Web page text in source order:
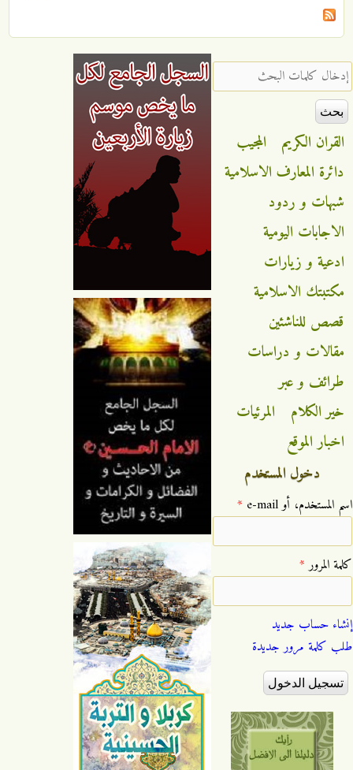
‏إدخال كلمات البحث ‏
القران الكريم
المجيب
دائرة المعارف الاسلامية
شبهات و ردود
الاجابات اليومية
ادعية و زيارات
مكتبتك الاسلامية
قصص للناشئين
مقالات و دراسات
طرائف و عبر
خير الكلام
المرئيات
اخبار الموقع
دخول المستخدم
‏اسم المستخدم، أو e-mail ‏ *
‏كلمة المرور ‏*
إنشاء حساب جديد
طلب كلمة مرور جديدة